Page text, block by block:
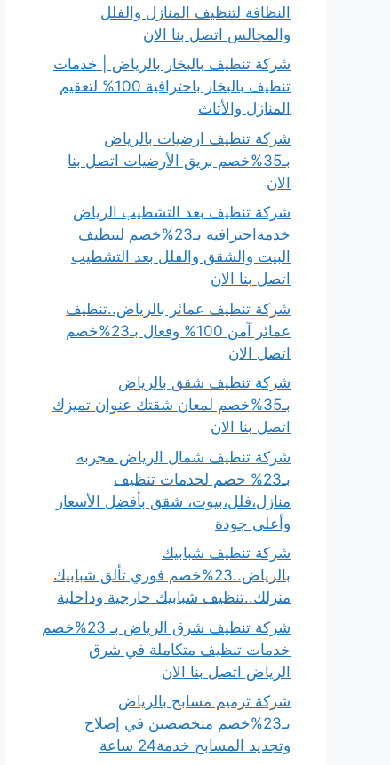
النظافة لتنظيف المنازل والفلل
والمجالس اتصل بنا الان
شركة تنظيف بالبخار بالرياض | خدمات
تنظيف بالبخار باحترافية 100% لتعقيم
المنازل والأثاث
شركة تنظيف ارضيات بالرياض
بـ35%خصم بريق الأرضيات اتصل بنا
الان
شركة تنظيف بعد التشطيب الرياض
خدمةاحترافية بـ23%خصم لتنظيف
البيت والشقق والفلل بعد التشطيب
اتصل بنا الان
شركة تنظيف عمائر بالرياض..تنظيف
عمائر آمن 100% وفعال بـ23%خصم
اتصل الان
شركة تنظيف شقق بالرياض
بـ35%خصم لمعان شقتك عنوان تميزك
اتصل بنا الان
شركة تنظيف شمال الرياض مجربه
بـ23% خصم لخدمات تنظيف
منازل،فلل،بيوت، شقق بأفضل الأسعار
وأعلى جودة
شركة تنظيف شبابيك
بالرياض..23%خصم فوري تألق شبابيك
منزلك..تنظيف شبابيك خارجية وداخلية
شركة تنظيف شرق الرياض بـ 23%خصم
خدمات تنظيف متكاملة في شرق
الرياض اتصل بنا الان
شركة ترميم مسابح بالرياض
بـ23%خصم متخصصين في إصلاح
وتجديد المسابح خدمة24 ساعة